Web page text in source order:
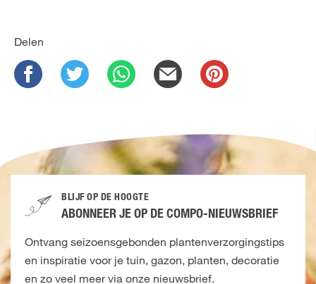
Delen
BLIJF OP DE HOOGTE
ABONNEER JE OP DE COMPO-NIEUWSBRIEF
Ontvang seizoensgebonden plantenverzorgingstips
en inspiratie voor je tuin, gazon, planten, decoratie
en zo veel meer via onze nieuwsbrief.